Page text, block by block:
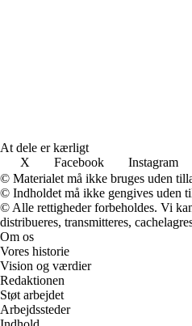
At dele er kærligt
X
Facebook Instagram
© Materialet må ikke bruges uden
© Indholdet må ikke gengives uden
© Alle rettigheder forbeholdes. Vi
distribueres, transmitteres,
Om os
Vores historie
Vision og værdier
Redaktionen
Støt arbejdet
Arbejdssteder